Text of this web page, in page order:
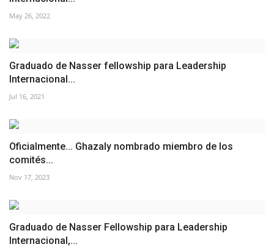
May 26, 2022
Graduado de Nasser fellowship para Leadership
Internacional...
Jul 16, 2021
Oficialmente... Ghazaly nombrado miembro de los
comités...
Nov 17, 2023
Graduado de Nasser Fellowship para Leadership
Internacional,...